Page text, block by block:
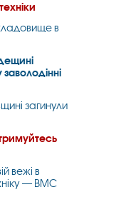
в
загинули
вежі в
— ВМС